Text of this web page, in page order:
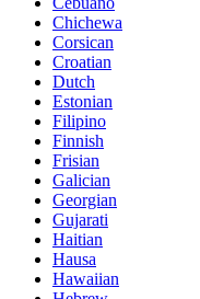
Chichewa
Corsican
Croatian
Dutch
Estonian
Filipino
Finnish
Frisian
Galician
Georgian
Gujarati
Haitian
Hausa
Hawaiian